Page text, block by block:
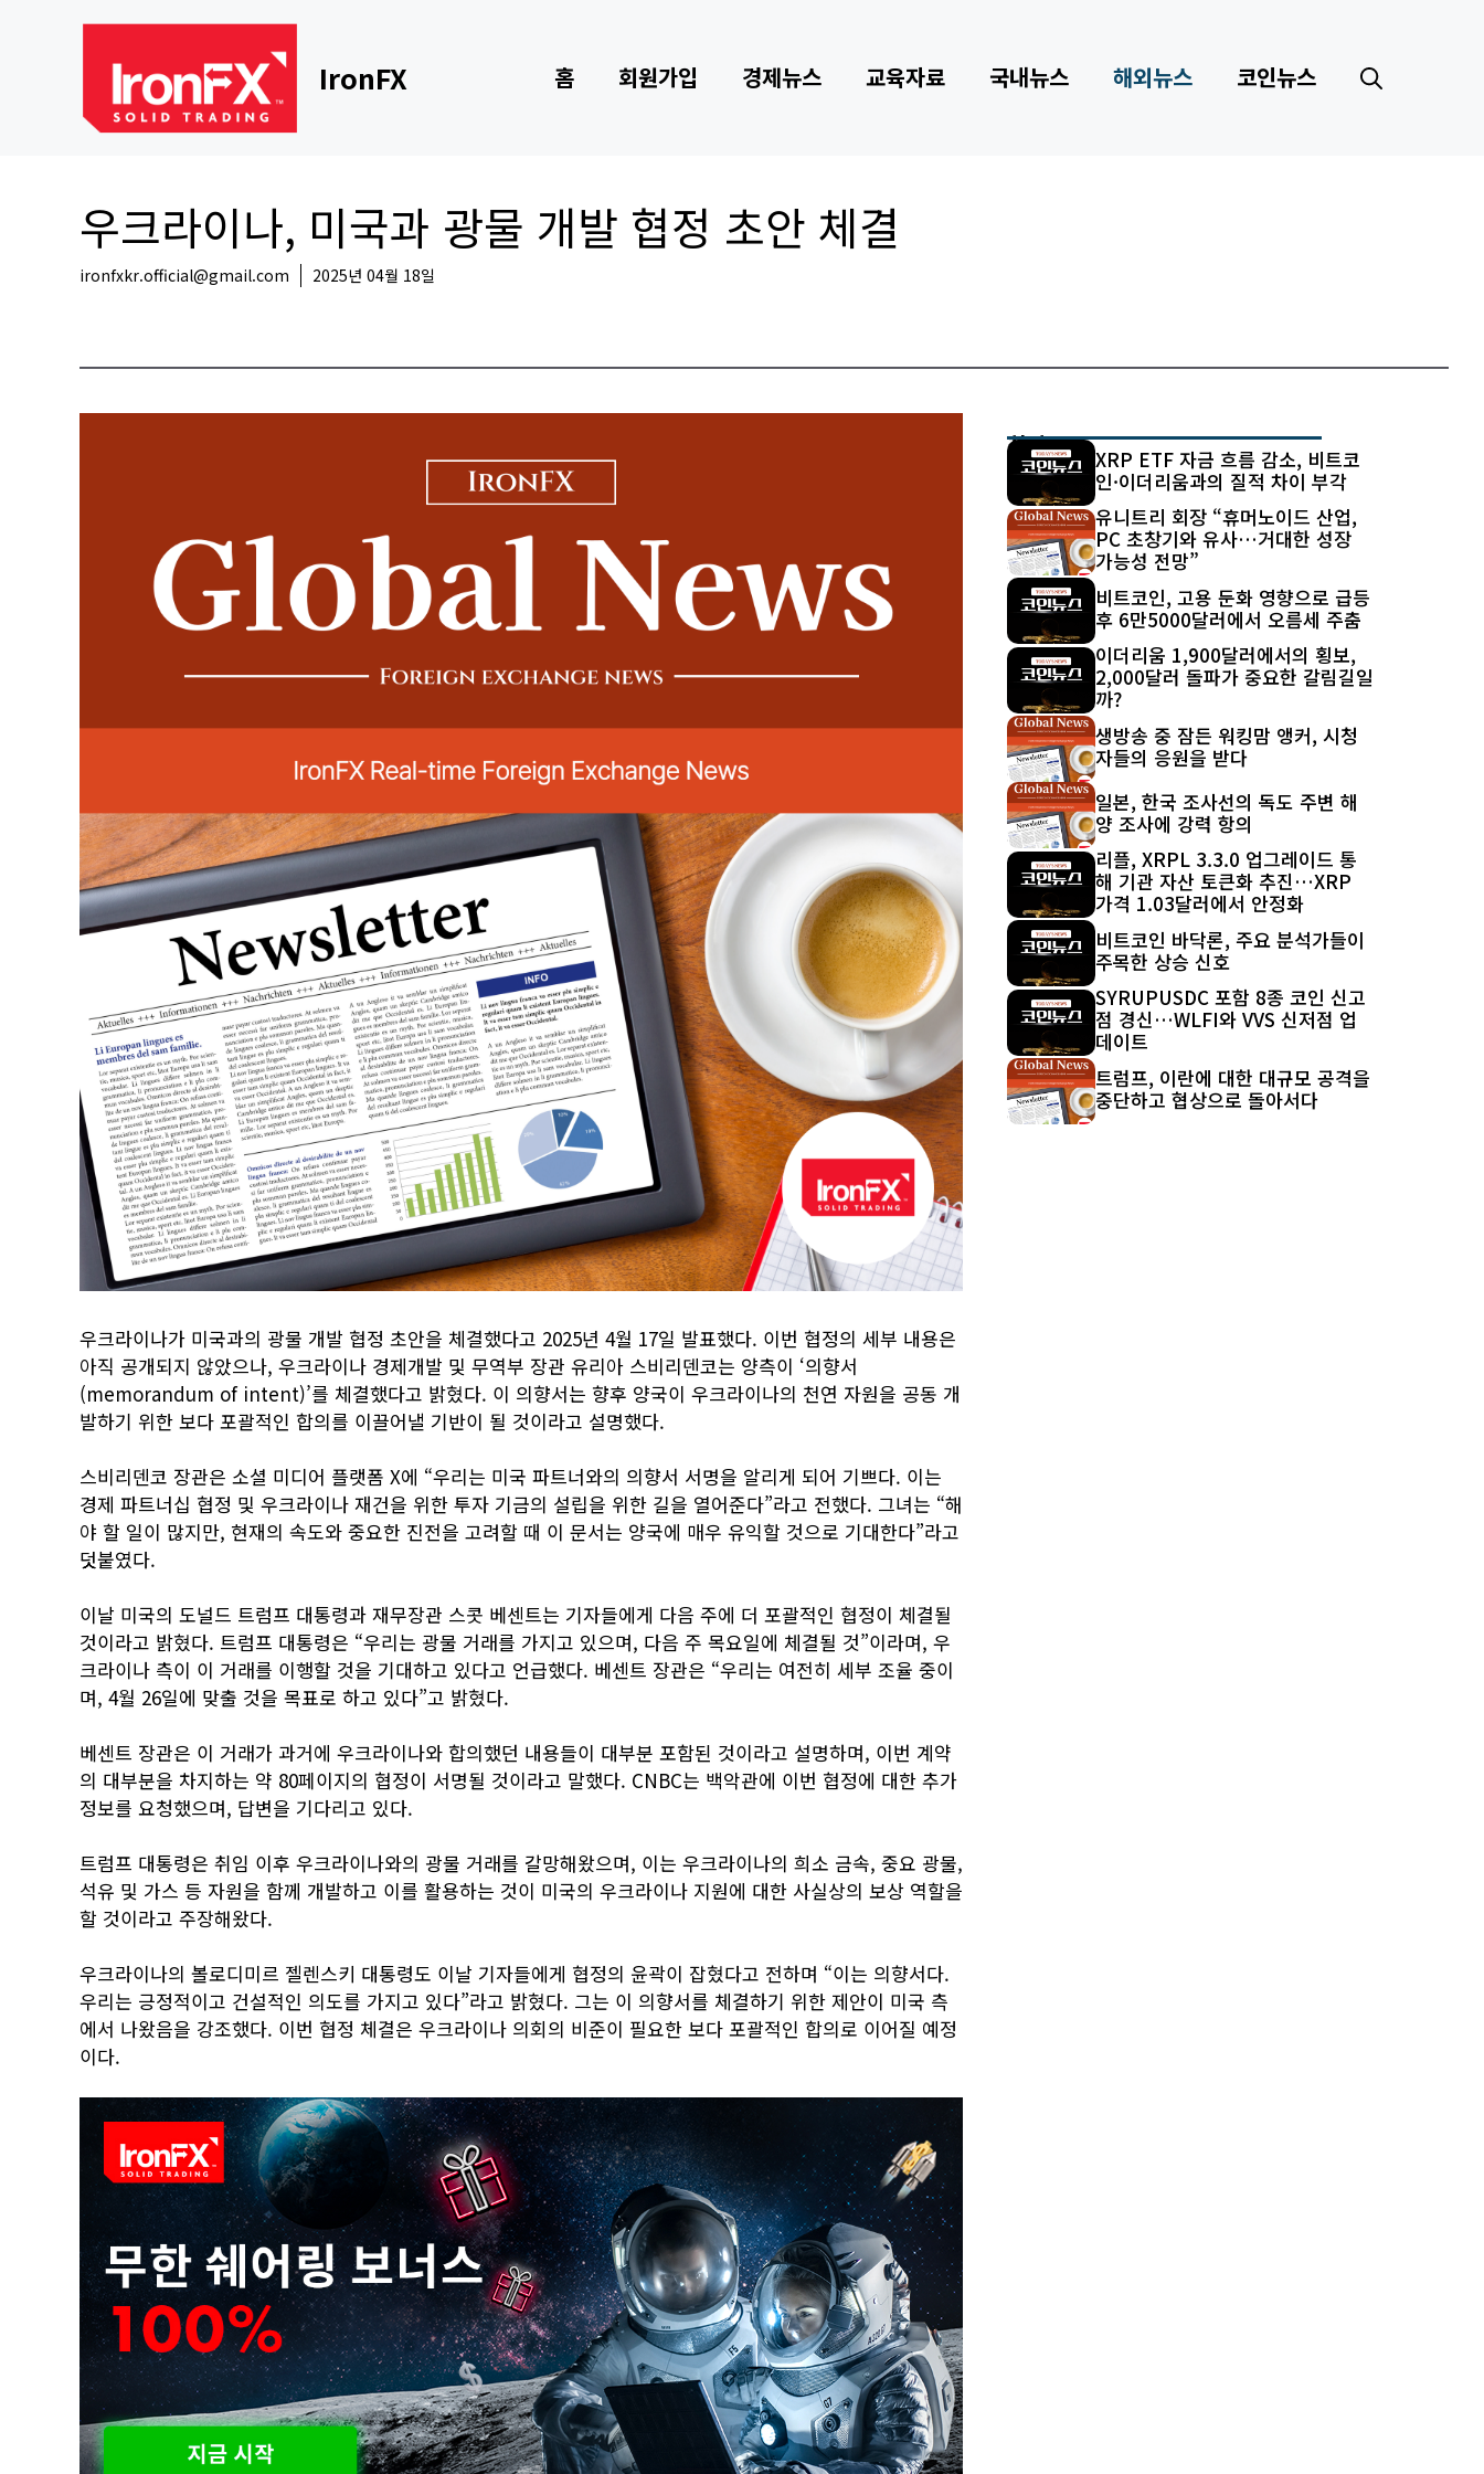
IronFX 홈 회원가입 경제뉴스 교육자료 국내뉴스 해외뉴스 코인뉴스
우크라이나, 미국과 광물 개발 협정 초안 체결
ironfxkr.official@gmail.com 2025년 04월 18일
우크라이나가 미국과의 광물 개발 협정 초안을 체결했다고 2025년 4월 17일 발표했다. 이번 협정의 세부 내용은
아직 공개되지 않았으나, 우크라이나 경제개발 및 무역부 장관 유리아 스비리덴코는 양측이 ‘의향서
(memorandum of intent)’를 체결했다고 밝혔다. 이 의향서는 향후 양국이 우크라이나의 천연 자원을 공동 개
발하기 위한 보다 포괄적인 합의를 이끌어낼 기반이 될 것이라고 설명했다.
스비리덴코 장관은 소셜 미디어 플랫폼 X에 “우리는 미국 파트너와의 의향서 서명을 알리게 되어 기쁘다. 이는
경제 파트너십 협정 및 우크라이나 재건을 위한 투자 기금의 설립을 위한 길을 열어준다”라고 전했다. 그녀는 “해
야 할 일이 많지만, 현재의 속도와 중요한 진전을 고려할 때 이 문서는 양국에 매우 유익할 것으로 기대한다”라고
덧붙였다.
이날 미국의 도널드 트럼프 대통령과 재무장관 스콧 베센트는 기자들에게 다음 주에 더 포괄적인 협정이 체결될
것이라고 밝혔다. 트럼프 대통령은 “우리는 광물 거래를 가지고 있으며, 다음 주 목요일에 체결될 것”이라며, 우
크라이나 측이 이 거래를 이행할 것을 기대하고 있다고 언급했다. 베센트 장관은 “우리는 여전히 세부 조율 중이
며, 4월 26일에 맞출 것을 목표로 하고 있다”고 밝혔다.
베센트 장관은 이 거래가 과거에 우크라이나와 합의했던 내용들이 대부분 포함된 것이라고 설명하며, 이번 계약
의 대부분을 차지하는 약 80페이지의 협정이 서명될 것이라고 말했다. CNBC는 백악관에 이번 협정에 대한 추가
정보를 요청했으며, 답변을 기다리고 있다.
트럼프 대통령은 취임 이후 우크라이나와의 광물 거래를 갈망해왔으며, 이는 우크라이나의 희소 금속, 중요 광물,
석유 및 가스 등 자원을 함께 개발하고 이를 활용하는 것이 미국의 우크라이나 지원에 대한 사실상의 보상 역할을
할 것이라고 주장해왔다.
우크라이나의 볼로디미르 젤렌스키 대통령도 이날 기자들에게 협정의 윤곽이 잡혔다고 전하며 “이는 의향서다.
우리는 긍정적이고 건설적인 의도를 가지고 있다”라고 밝혔다. 그는 이 의향서를 체결하기 위한 제안이 미국 측
에서 나왔음을 강조했다. 이번 협정 체결은 우크라이나 의회의 비준이 필요한 보다 포괄적인 합의로 이어질 예정
이다.
최신 글
XRP ETF 자금 흐름 감소, 비트코
인·이더리움과의 질적 차이 부각
유니트리 회장 “휴머노이드 산업,
PC 초창기와 유사…거대한 성장
가능성 전망”
비트코인, 고용 둔화 영향으로 급등
후 6만5000달러에서 오름세 주춤
이더리움 1,900달러에서의 횡보,
2,000달러 돌파가 중요한 갈림길일
까?
생방송 중 잠든 워킹맘 앵커, 시청
자들의 응원을 받다
일본, 한국 조사선의 독도 주변 해
양 조사에 강력 항의
리플, XRPL 3.3.0 업그레이드 통
해 기관 자산 토큰화 추진…XRP
가격 1.03달러에서 안정화
비트코인 바닥론, 주요 분석가들이
주목한 상승 신호
SYRUPUSDC 포함 8종 코인 신고
점 경신…WLFI와 VVS 신저점 업
데이트
트럼프, 이란에 대한 대규모 공격을
중단하고 협상으로 돌아서다